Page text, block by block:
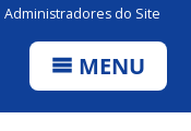
Administradores do Site
MENU